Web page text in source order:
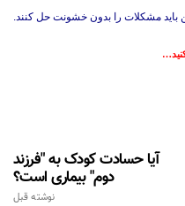
باید مشکلات را بدون خشونت حل کنند.
آیا حسادت کودک به "فرزند
دوم" بیماری است؟
نوشته قبل